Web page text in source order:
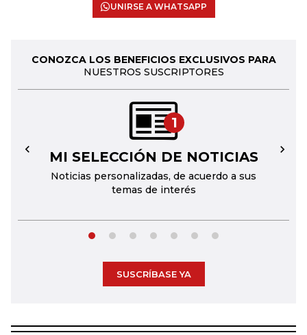
UNIRSE A WHATSAPP
CONOZCA LOS BENEFICIOS EXCLUSIVOS PARA
NUESTROS SUSCRIPTORES
1
MI SELECCIÓN DE NOTICIAS
Noticias personalizadas, de acuerdo a sus
temas de interés
← →
SUSCRÍBASE YA